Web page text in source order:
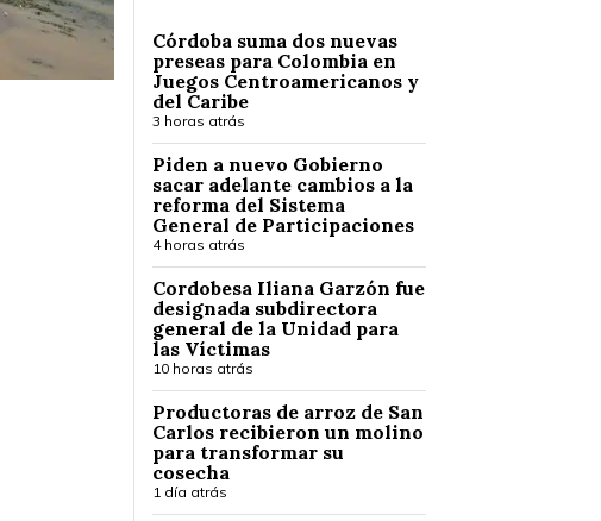
Córdoba suma dos nuevas
preseas para Colombia en
Juegos Centroamericanos y
del Caribe
3 horas atrás
Piden a nuevo Gobierno
sacar adelante cambios a la
reforma del Sistema
General de Participaciones
4 horas atrás
Cordobesa Iliana Garzón fue
designada subdirectora
general de la Unidad para
las Víctimas
10 horas atrás
Productoras de arroz de San
Carlos recibieron un molino
para transformar su
cosecha
1 día atrás